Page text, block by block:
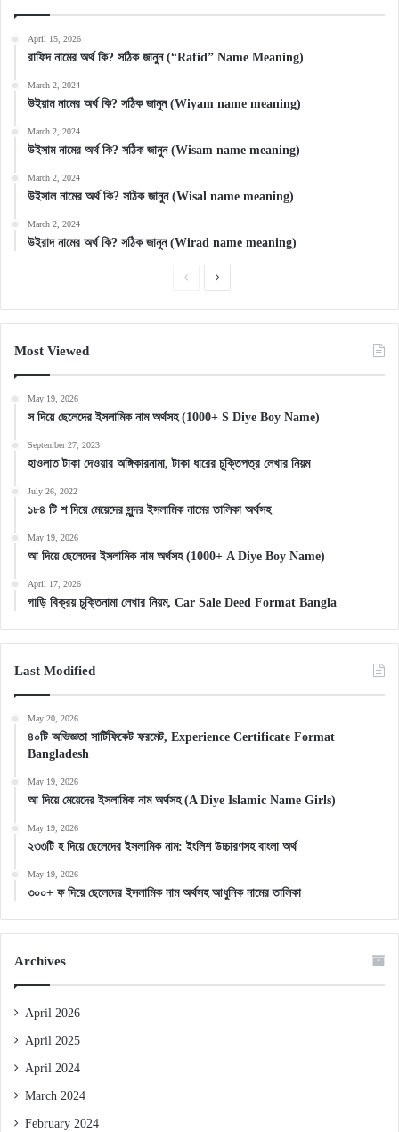
April 15, 2026
রাফিদ নামের অর্থ কি? সঠিক জানুন (“Rafid” Name Meaning)
March 2, 2024
উইয়াম নামের অর্থ কি? সঠিক জানুন (Wiyam name meaning)
March 2, 2024
উইসাম নামের অর্থ কি? সঠিক জানুন (Wisam name meaning)
March 2, 2024
উইসাল নামের অর্থ কি? সঠিক জানুন (Wisal name meaning)
March 2, 2024
উইরাদ নামের অর্থ কি? সঠিক জানুন (Wirad name meaning)
PreviousNext
Most Viewed
May 19, 2026
স দিয়ে ছেলেদের ইসলামিক নাম অর্থসহ (1000+ S Diye Boy Name)
September 27, 2023
হাওলাত টাকা দেওয়ার অঙ্গিকারনামা, টাকা ধারের চুক্তিপত্র লেখার নিয়ম
July 26, 2022
১৮৪ টি শ দিয়ে মেয়েদের সুন্দর ইসলামিক নামের তালিকা অর্থসহ
May 19, 2026
আ দিয়ে ছেলেদের ইসলামিক নাম অর্থসহ (1000+ A Diye Boy Name)
April 17, 2026
গাড়ি বিক্রয় চুক্তিনামা লেখার নিয়ম, Car Sale Deed Format Bangla
Last Modified
May 20, 2026
৪০টি অভিজ্ঞতা সার্টিফিকেট ফরমেট, Experience Certificate Format
Bangladesh
May 19, 2026
আ দিয়ে মেয়েদের ইসলামিক নাম অর্থসহ (A Diye Islamic Name Girls)
May 19, 2026
২৩৩টি হ দিয়ে ছেলেদের ইসলামিক নাম: ইংলিশ উচ্চারণসহ বাংলা অর্থ
May 19, 2026
৩০০+ ফ দিয়ে ছেলেদের ইসলামিক নাম অর্থসহ আধুনিক নামের তালিকা
Archives
April 2026
April 2025
April 2024
March 2024
February 2024